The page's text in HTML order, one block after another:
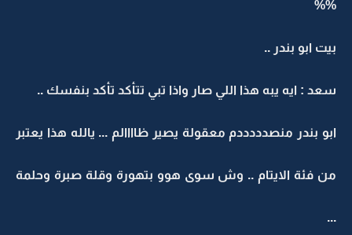
%%
بيت ابو بندر ..
سعد : ايه يبه هذا اللي صار واذا تبي تتأكد تأكد بنفسك ..
ابو بندر منصدددددم معقولة يصير ظاااالم ... يالله هذا يعتبر
من فئة الايتام .. وش سوى هوو بتهورة وقلة صبرة وحلمة
...